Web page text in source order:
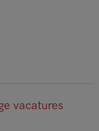
vacatures